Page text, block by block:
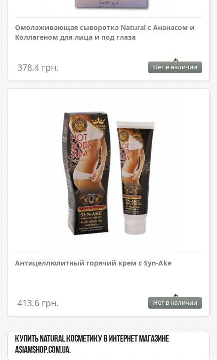
Омолаживающая сыворотка Natural с Ананасом и
Коллагеном для лица и под глаза
378.4 грн. Нет в наличии
Антицеллюлитный горячий крем с Syn-Ake
413.6 грн. Нет в наличии
Купить Natural косметику в интернет магазине
Asiamshop.com.ua.